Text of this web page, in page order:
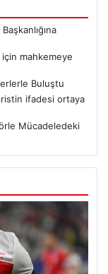
için mahkemeye
Buluştu
ifadesi ortaya
Mücadeledeki